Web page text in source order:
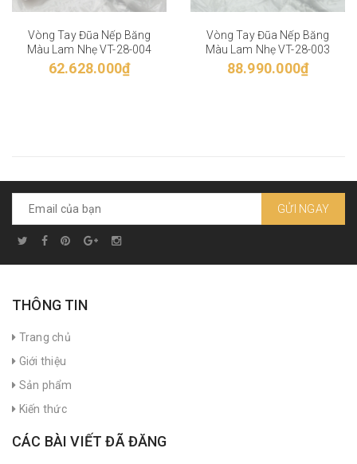
Vòng Tay Đũa Nếp Băng
Màu Lam Nhẹ VT-28-004
62.628.000₫
Vòng Tay Đũa Nếp Băng
Màu Lam Nhẹ VT-28-003
88.990.000₫
GỬI NGAY
THÔNG TIN
Trang chủ
Giới thiệu
Sản phẩm
Kiến thức
CÁC BÀI VIẾT ĐÃ ĐĂNG